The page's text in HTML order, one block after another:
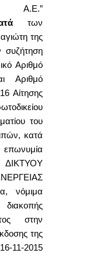
Α.Ε.”
των
της
συζήτηση
Αριθμό
Αριθμό
Αίτησης
του
κατά
επωνυμία
νόμιμα
στην
της
11-2015